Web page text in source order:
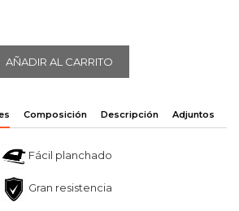
AÑADIR AL CARRITO
Composición Descripción Adjuntos
Fácil planchado
Gran resistencia